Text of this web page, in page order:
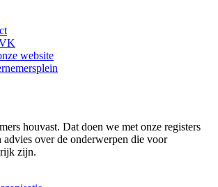
website
houvast. Dat doen we met onze registers
advies over de onderwerpen die voor
zijn.